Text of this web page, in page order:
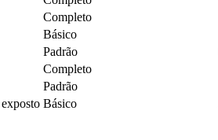
Completo
Básico
Padrão
Completo
Padrão
Básico